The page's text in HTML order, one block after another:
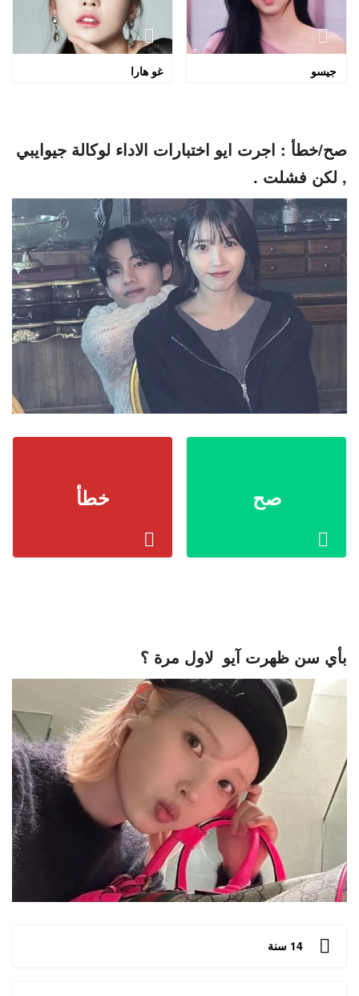
جيسو غو هارا
صح/خطأ : اجرت ايو اختبارات الاداء لوكالة جيوايبي
, لكن فشلت .
صح خطأ
بأي سن ظهرت آيو لاول مرة ؟
14 سنة